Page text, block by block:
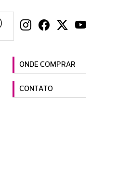
ONDE COMPRAR
CONTATO